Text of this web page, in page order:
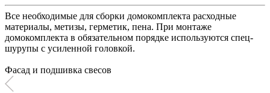
Все необходимые для сборки домокомплекта расходные
материалы, метизы, герметик, пена. При монтаже
домокомплекта в обязательном порядке используются спец-
шурупы c усиленной головкой.
Фасад и подшивка свесов